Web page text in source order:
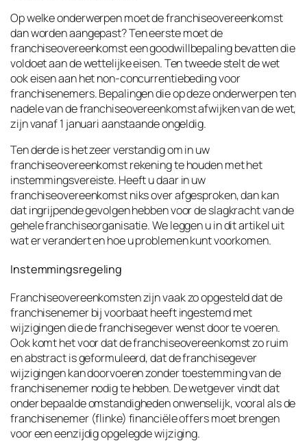
Op welke onderwerpen moet de franchiseovereenkomst
dan worden aangepast? Ten eerste moet de
franchiseovereenkomst een goodwillbepaling bevatten die
voldoet aan de wettelijke eisen. Ten tweede stelt de wet
ook eisen aan het non-concurrentiebeding voor
franchisenemers. Bepalingen die op deze onderwerpen ten
nadele van de franchiseovereenkomst afwijken van de wet,
zijn vanaf 1 januari aanstaande ongeldig.
Ten derde is het zeer verstandig om in uw
franchiseovereenkomst rekening te houden met het
instemmingsvereiste. Heeft u daar in uw
franchiseovereenkomst niks over afgesproken, dan kan
dat ingrijpende gevolgen hebben voor de slagkracht van de
gehele franchiseorganisatie. We leggen u in dit artikel uit
wat er verandert en hoe u problemen kunt voorkomen.
Instemmingsregeling
Franchiseovereenkomsten zijn vaak zo opgesteld dat de
franchisenemer bij voorbaat heeft ingestemd met
wijzigingen die de franchisegever wenst door te voeren.
Ook komt het voor dat de franchiseovereenkomst zo ruim
en abstract is geformuleerd, dat de franchisegever
wijzigingen kan doorvoeren zonder toestemming van de
franchisenemer nodig te hebben. De wetgever vindt dat
onder bepaalde omstandigheden onwenselijk, vooral als de
franchisenemer (flinke) financiële offers moet brengen
voor een eenzijdig opgelegde wijziging.